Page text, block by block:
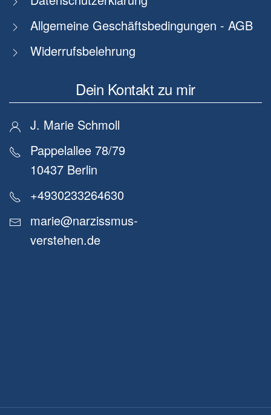
Allgemeine Geschäftsbedingungen - AGB
Widerrufsbelehrung
Dein Kontakt zu mir
J. Marie Schmoll
Pappelallee 78/79
10437 Berlin
+4930233264630
marie@narzissmus-
verstehen.de